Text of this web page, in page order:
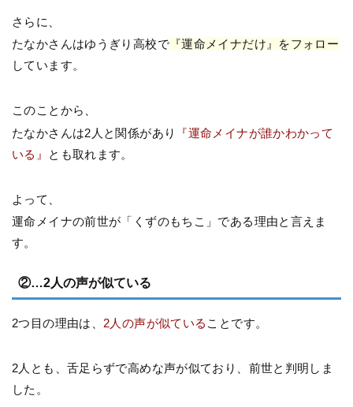
さらに、
たなかさんはゆうぎり高校で『運命メイナだけ』をフォロー
しています。
このことから、
たなかさんは2人と関係があり
『運命メイナが誰かわかって
いる』
とも取れます。
よって、
運命メイナの前世が「くずのもちこ」である理由と言えま
す。
②…2人の声が似ている
2つ目の理由は、 2人の声が似ている ことです。
2人とも、舌足らずで高めな声が似ており、前世と判明しま
した。